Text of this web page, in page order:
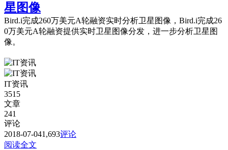
星图像
Bird.i完成260万美元A轮融资实时分析卫星图像，Bird.i完成26
0万美元A轮融资提供实时卫星图像分发，进一步分析卫星图
像。
IT资讯
3515
文章
241
评论
2018-07-041,693评论
阅读全文